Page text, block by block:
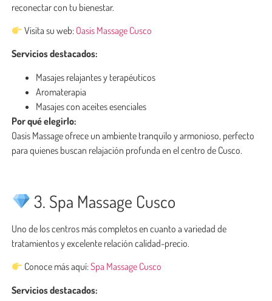
reconectar con tu bienestar.
Visita su web: Oasis Massage Cusco
Servicios destacados:
Masajes relajantes y terapéuticos
Aromaterapia
Masajes con aceites esenciales
Por qué elegirlo:
Oasis Massage ofrece un ambiente tranquilo y armonioso, perfecto
para quienes buscan relajación profunda en el centro de Cusco.
3. Spa Massage Cusco
Uno de los centros más completos en cuanto a variedad de
tratamientos y excelente relación calidad-precio.
Conoce más aquí:Spa Massage Cusco
Servicios destacados: